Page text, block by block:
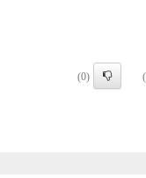
(0)